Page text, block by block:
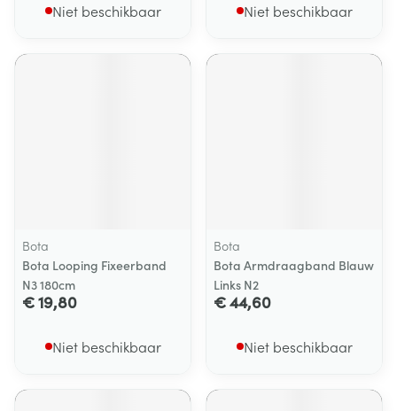
Niet beschikbaar Niet beschikbaar
Bota
Bota Looping Fixeerband
N3 180cm
€ 19,80
Niet beschikbaar
Bota
Bota Armdraagband Blauw
Links N2
€ 44,60
Niet beschikbaar